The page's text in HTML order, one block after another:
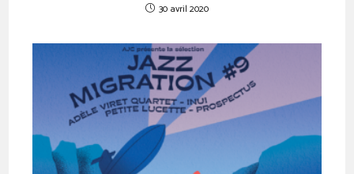
30 avril 2020